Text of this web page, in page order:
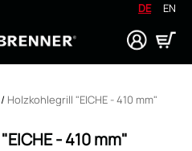
DE EN
/ Holzkohlegrill "EICHE - 410 mm"
- 410 mm"